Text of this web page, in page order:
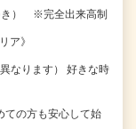
き） ※完全出来高制
ア》
なります） 好きな時
の方も安心して始